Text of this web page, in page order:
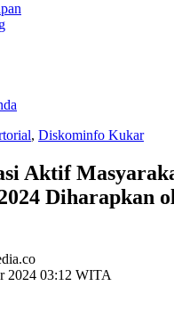
, Diskominfo Kukar
Aktif
Diharapkan
2024 03:12 WITA